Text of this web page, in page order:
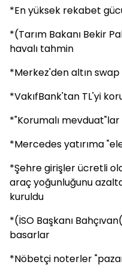
*En yüksek rekabet
*(Tarım Bakanı Bekir
havalı tahmin
*Merkez'den altın swap
*VakıfBank'tan TL'yi
*"Korumalı mevduat"lar
*Mercedes yatırıma
*Şehre girişler ücretli
araç yoğunluğunu
kuruldu
*(İSO Başkanı
basarlar
*Nöbetçi noterler